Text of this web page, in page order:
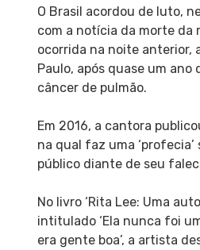
O Brasil acordou de luto,
com a notícia da morte da
ocorrida na noite anterior,
Paulo, após quase um
câncer de pulmão.
Em 2016, a cantora
na qual faz uma ‘profecia’
público diante de seu
No livro ‘Rita Lee: Uma
intitulado ‘Ela nunca foi
era gente boa’, a artista